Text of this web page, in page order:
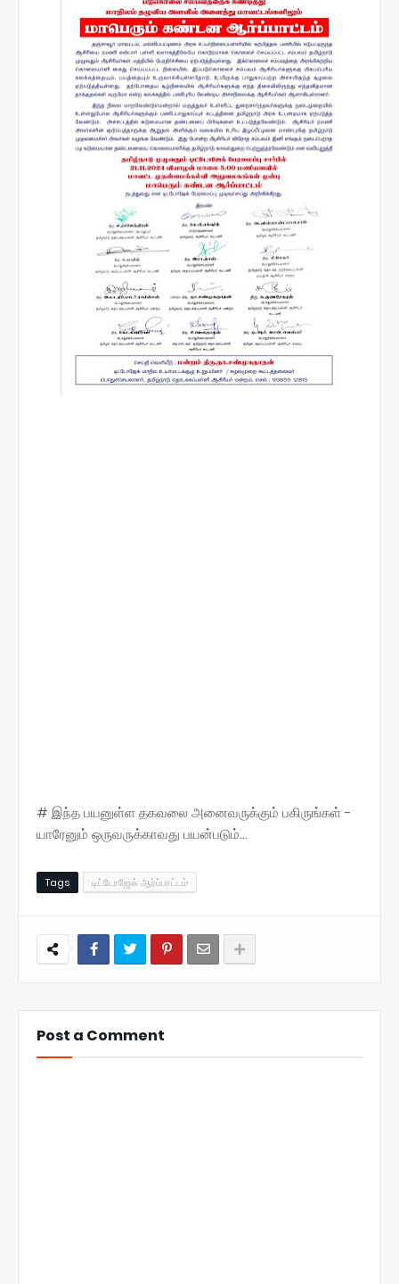
# இந்த பயனுள்ள தகவலை அனைவருக்கும் பகிருங்கள் -
யாரேனும் ஒருவருக்காவது பயன்படும்...
Tags டிட்டோஜேக் ஆர்ப்பாட்டம்
Post a Comment